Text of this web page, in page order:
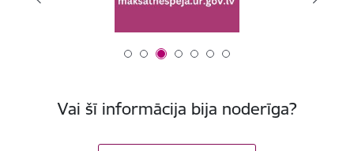
Vai šī informācija bija noderīga?